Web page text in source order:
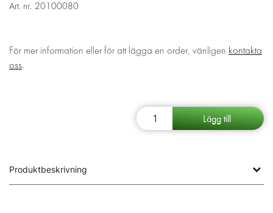
Art. nr. 20100080
För mer information eller för att lägga en order, vänligen kontakta
oss.
Produktbeskrivning